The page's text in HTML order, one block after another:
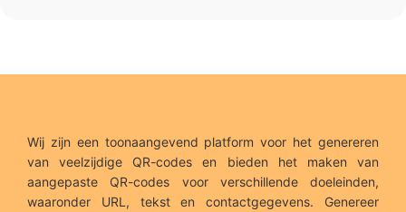
Wij zijn een toonaangevend platform voor het genereren
van veelzijdige QR-codes en bieden het maken van
aangepaste QR-codes voor verschillende doeleinden,
waaronder URL, tekst en contactgegevens. Genereer